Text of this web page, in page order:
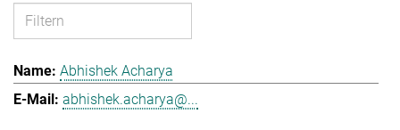
Abhishek Acharya
abhishek.acharya@...